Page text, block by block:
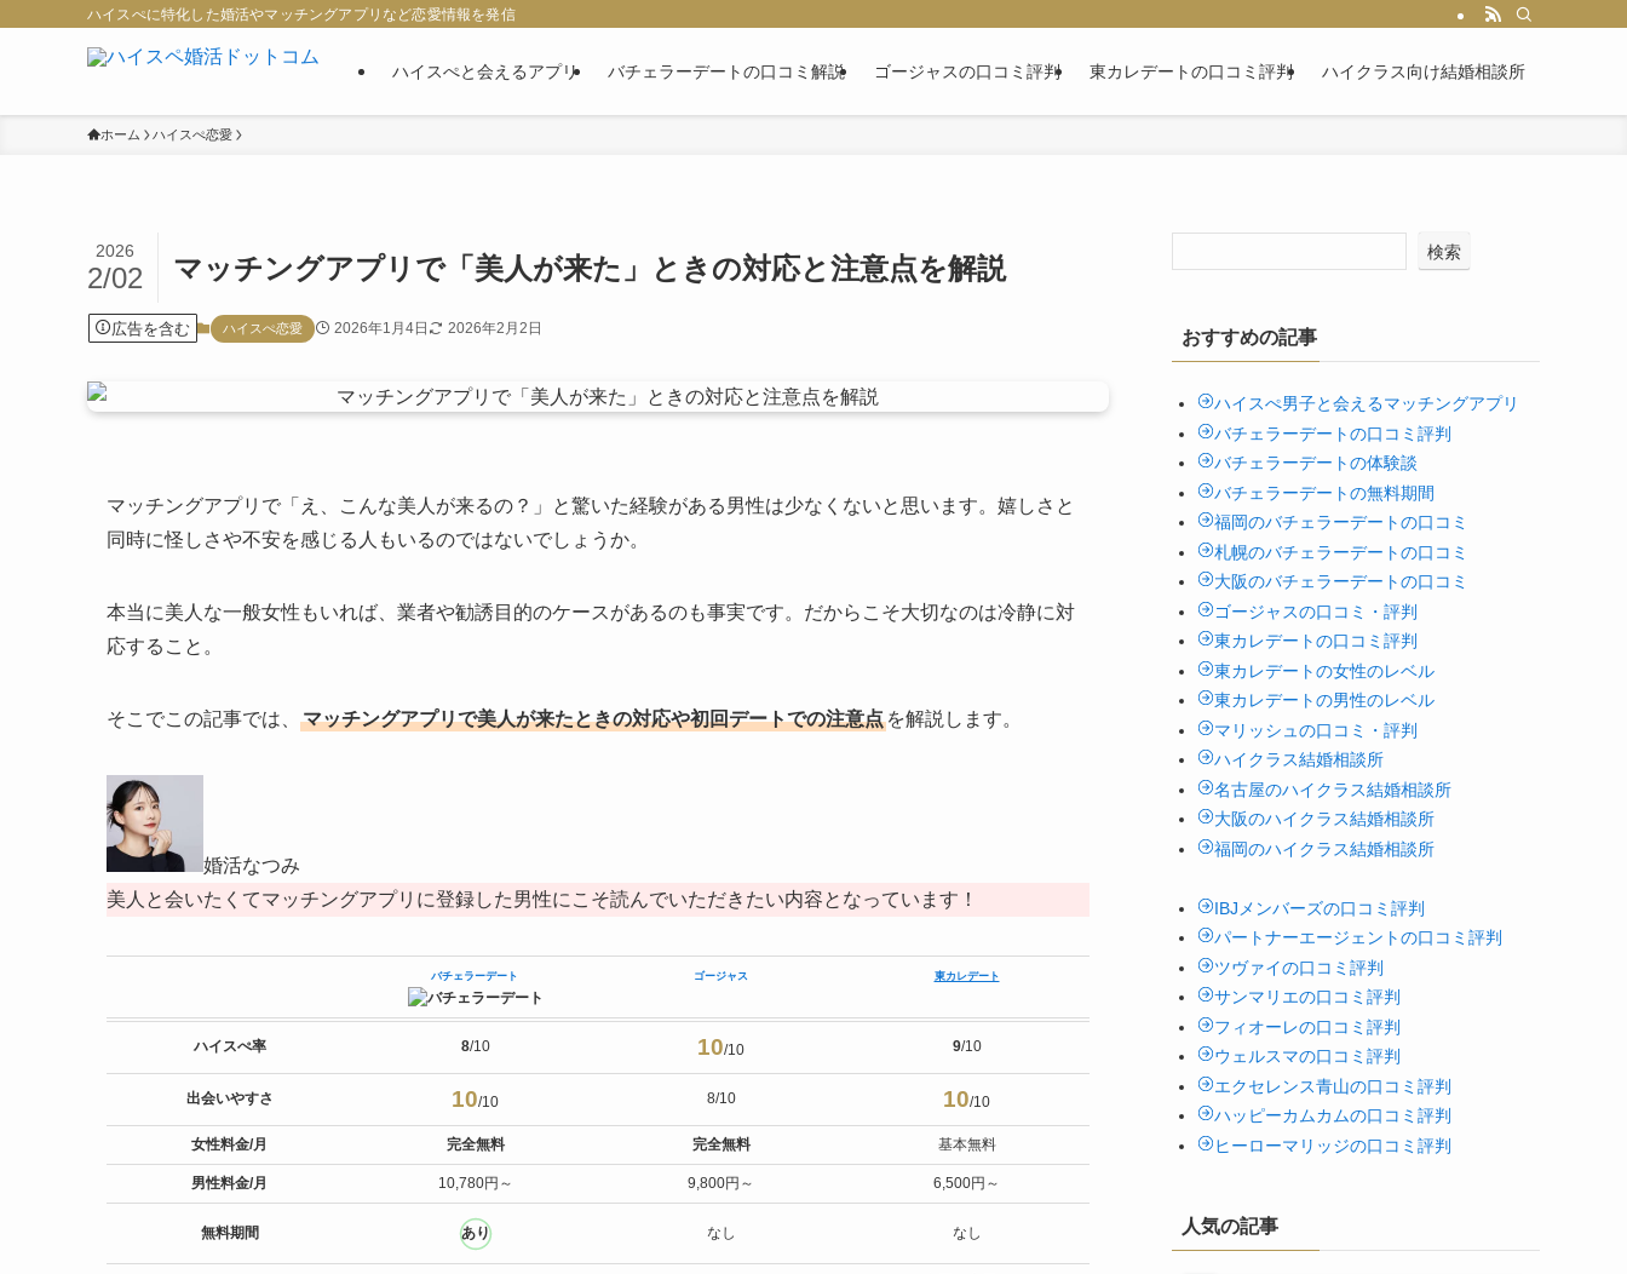
ハイスぺに特化した婚活やマッチングアプリなど恋愛情報を発信
ハイスぺと会えるアプリ バチェラーデートの口コミ解説 ゴージャスの口コミ評判 東カレデートの口コミ評判 ハイクラス向け結婚相談所
ホーム ハイスぺ恋愛
マッチングアプリで「美人が来た」ときの対応と注意点を解説
2026
2/02
広告を含む ハイスぺ恋愛 2026年1月4日 2026年2月2日
マッチングアプリで「え、こんな美人が来るの？」と驚いた経験がある男性は少なくないと思います。嬉しさと
同時に怪しさや不安を感じる人もいるのではないでしょうか。
本当に美人な一般女性もいれば、業者や勧誘目的のケースがあるのも事実です。だからこそ大切なのは冷静に対
応すること。
そこでこの記事では、 マッチングアプリで美人が来たときの対応や初回デートでの注意点 を解説します。
婚活なつみ
美人と会いたくてマッチングアプリに登録した男性にこそ読んでいただきたい内容となっています！
バチェラーデート ゴージャス 東カレデート
ハイスぺ率 8/10 10/10 9/10
出会いやすさ 10/10 8/10 10/10
女性料金/月 完全無料 完全無料 基本無料
男性料金/月 10,780円～ 9,800円～ 6,500円～
無料期間 あり なし なし
検索
おすすめの記事
ハイスぺ男子と会えるマッチングアプリ
バチェラーデートの口コミ評判
バチェラーデートの体験談
バチェラーデートの無料期間
福岡のバチェラーデートの口コミ
札幌のバチェラーデートの口コミ
大阪のバチェラーデートの口コミ
ゴージャスの口コミ・評判
東カレデートの口コミ評判
東カレデートの女性のレベル
東カレデートの男性のレベル
マリッシュの口コミ・評判
ハイクラス結婚相談所
名古屋のハイクラス結婚相談所
大阪のハイクラス結婚相談所
福岡のハイクラス結婚相談所
IBJメンバーズの口コミ評判
パートナーエージェントの口コミ評判
ツヴァイの口コミ評判
サンマリエの口コミ評判
フィオーレの口コミ評判
ウェルスマの口コミ評判
エクセレンス青山の口コミ評判
ハッピーカムカムの口コミ評判
ヒーローマリッジの口コミ評判
人気の記事